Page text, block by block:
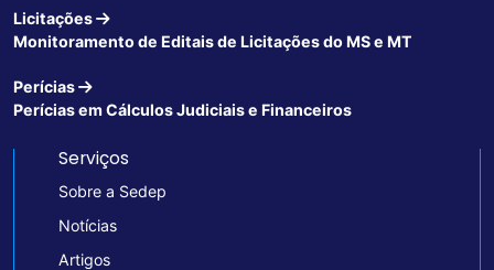
Licitações
Monitoramento de Editais de Licitações do MS e MT
Perícias
Perícias em Cálculos Judiciais e Financeiros
Serviços
Sobre a Sedep
Notícias
Artigos